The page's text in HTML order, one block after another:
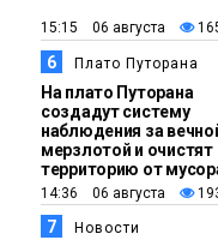
15:15 06 августа
6 Плато Путорана
На плато Путорана
создадут систему
наблюдения за
мерзлотой и очистят
территорию от
14:36 06 августа
7 Новости